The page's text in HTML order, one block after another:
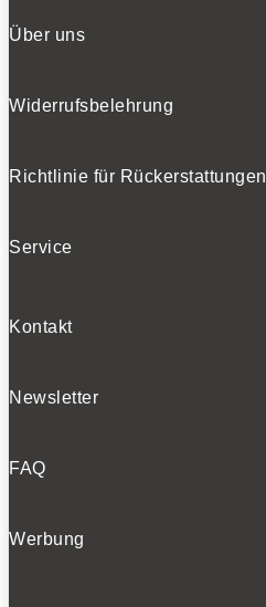
Über uns
Widerrufsbelehrung
Richtlinie für Rückerstattungen
Service
Kontakt
Newsletter
FAQ
Werbung